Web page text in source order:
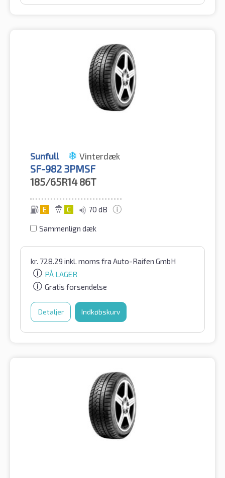
Sunfull Vinterdæk
SF-982 3PMSF
185/65R14 86T
E C 70 dB
Sammenlign dæk
kr. 728.29 inkl. moms fra Auto-Raifen GmbH
PÅ LAGER
Gratis forsendelse
Detaljer Indkøbskurv